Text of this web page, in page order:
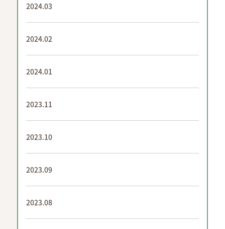
2024.03
2024.02
2024.01
2023.11
2023.10
2023.09
2023.08